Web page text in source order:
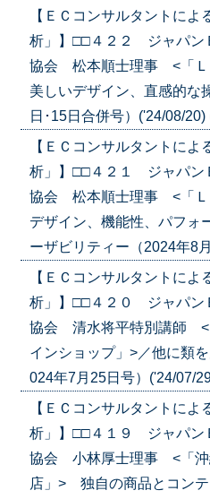
【ＥＣコンサルタントに
析」】□□４２２ ジャパン
協会 松本順士理事 <「
美しいデザイン、直感的な
日･15日合併号）('24/08/20)
【ＥＣコンサルタントに
析」】□□４２１ ジャパン
協会 松本順士理事 <「
デザイン、機能性、パフォ
ーザビリティー（2024年8
【ＥＣコンサルタントに
析」】□□４２０ ジャパン
協会 清水将平特別講師 <
インショップ」>／他に類
024年7月25日号）('24/07/
【ＥＣコンサルタントに
析」】□□４１９ ジャパン
協会 小林厚士理事 <「沖
店」> 独自の商品とコン